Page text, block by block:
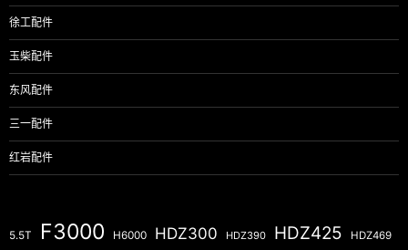
徐工配件
玉柴配件
东风配件
三一配件
红岩配件
5.5T F3000 H6000 HDZ300 HDZ390 HDZ425 HDZ469